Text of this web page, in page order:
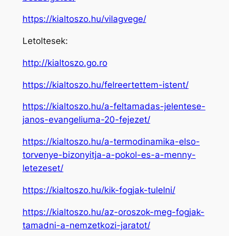
https://kialtoszo.hu/vilagvege/
Letoltesek:
http://kialtoszo.go.ro
https://kialtoszo.hu/felreertettem-istent/
https://kialtoszo.hu/a-feltamadas-jelentese-
janos-evangeliuma-20-fejezet/
https://kialtoszo.hu/a-termodinamika-elso-
torvenye-bizonyitja-a-pokol-es-a-menny-
letezeset/
https://kialtoszo.hu/kik-fogjak-tulelni/
https://kialtoszo.hu/az-oroszok-meg-fogjak-
tamadni-a-nemzetkozi-jaratot/